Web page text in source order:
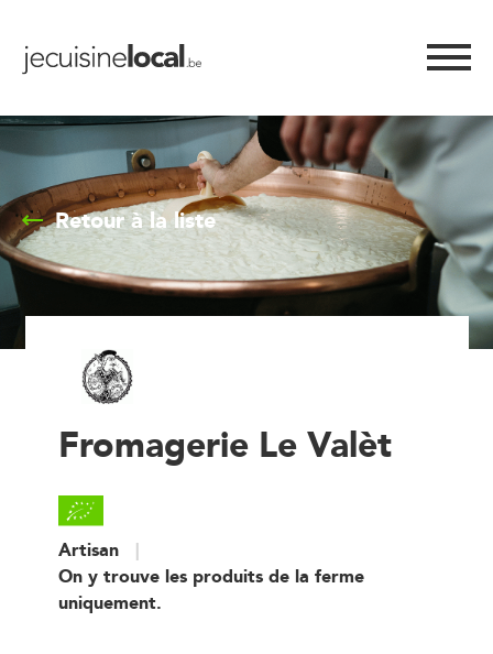
Retour à la liste
Fromagerie Le Valèt
Artisan
On y trouve les produits de la ferme
uniquement.